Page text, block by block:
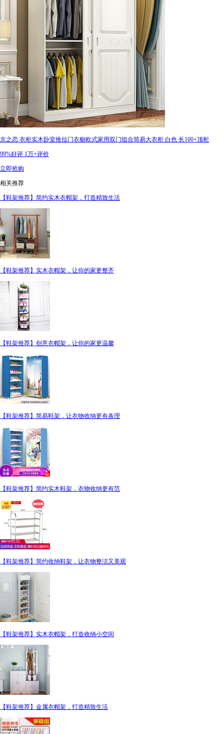
京之恋 衣柜实木卧室推拉门衣橱欧式家用双门组合简易大衣柜 白色 长100+顶柜
99%好评 1万+评价
立即抢购
相关推荐
【鞋架推荐】简约实木衣帽架，打造精致生活
【鞋架推荐】实木衣帽架，让你的家更整齐
【鞋架推荐】创意衣帽架，让你的家更温馨
【鞋架推荐】简易鞋架，让衣物收纳更有条理
【鞋架推荐】简约实木鞋架，衣物收纳更有范
【鞋架推荐】简约收纳鞋架，让衣物整洁又美观
【鞋架推荐】实木衣帽架，打造收纳小空间
【鞋架推荐】金属衣帽架，打造精致生活